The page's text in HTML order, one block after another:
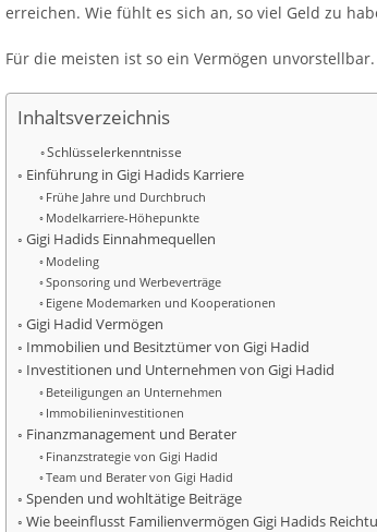
erreichen. Wie fühlt es sich an, so viel Geld zu
Für die meisten ist so ein Vermögen
Inhaltsverzeichnis
Schlüsselerkenntnisse
Einführung in Gigi Hadids Karriere
Frühe Jahre und Durchbruch
Modelkarriere-Höhepunkte
Gigi Hadids Einnahmequellen
Modeling
Sponsoring und Werbeverträge
Eigene Modemarken und Kooperationen
Gigi Hadid Vermögen
Immobilien und Besitztümer von Gigi Hadid
Investitionen und Unternehmen von Gigi Hadid
Beteiligungen an Unternehmen
Immobilieninvestitionen
Finanzmanagement und Berater
Finanzstrategie von Gigi Hadid
Team und Berater von Gigi Hadid
Spenden und wohltätige Beiträge
Wie beeinflusst Familienvermögen Gigi Hadids